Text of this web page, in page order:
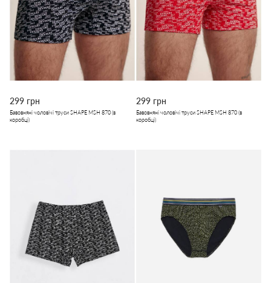
299 грн
Бавовняні чоловічі труси SHAPE MSH 870 (в
коробці)
299 грн
Бавовняні чоловічі труси SHAPE MSH 870 (в
коробці)